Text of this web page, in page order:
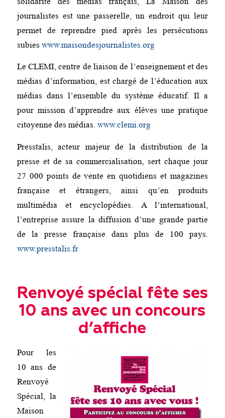
journalistes est une passerelle, un endroit qui leur
permet de reprendre pied après les persécutions
subies www.maisondesjournalistes.org
Le CLEMI, centre de liaison de l’enseignement et des
médias d’information, est chargé de l’éducation aux
médias dans l’ensemble du système éducatif. Il a
pour mission d’apprendre aux élèves une pratique
citoyenne des médias. www.clemi.org
Presstalis, acteur majeur de la distribution de la
presse et de sa commercialisation, sert chaque jour
27 000 points de vente en quotidiens et magazines
française et étrangers, ainsi qu’en produits
multimédia et encyclopédies. A l’international,
l’entreprise assure la diffusion d’une grande partie
de la presse française dans plus de 100 pays.
www.presstalis.fr
Renvoyé spécial fête ses
10 ans avec un concours
d’affiche
Pour les
10 ans de
Renvoyé
Spécial, la
Maison